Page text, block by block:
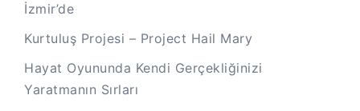
İzmir’de
Kurtuluş Projesi – Project Hail Mary
Hayat Oyununda Kendi Gerçekliğinizi
Yaratmanın Sırları